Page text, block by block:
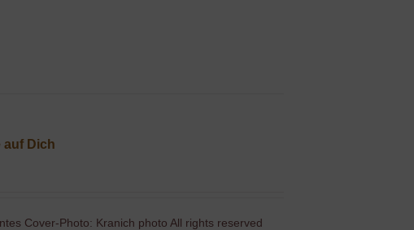
auf Dich
Cover-Photo: Kranich photo All rights reserved